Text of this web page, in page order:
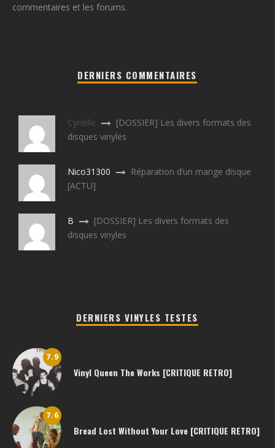
commentaires et les forums.
DERNIERS COMMENTAIRES
Cyrielle
[DOSSIER] Les divers formats des
disques vinyles
Nico31300
Réparation d’un mange disque
[ACTU]
B
[DOSSIER] Les divers formats des
disques vinyles
DERNIERS VINYLES TESTES
7.9
Vinyl Queen The Works [CRITIQUE RETRO]
7.6
Bread Lost Without Your Love [CRITIQUE RETRO]